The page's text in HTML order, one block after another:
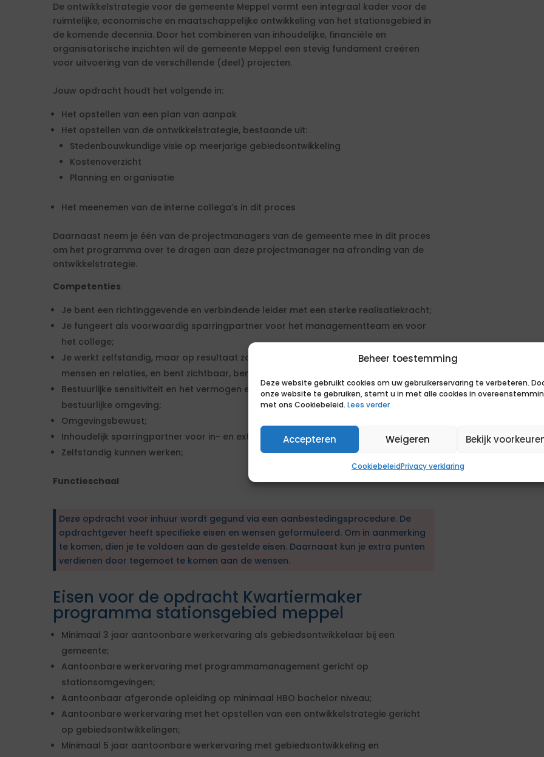
Beheer toestemming
Deze website gebruikt cookies om uw gebruikerservaring te verbeteren.
onze website te gebruiken, stemt u in met alle cookies in
met ons Cookiebeleid. Lees verder
Accepteren Weigeren Bekijk
CookiebeleidPrivacy verklaring
De ontwikkelstrategie voor de gemeente Meppel vormt een integraal kader voor de
ruimtelijke, economische en maatschappelijke ontwikkeling van het stationsgebied in
de komende decennia. Door het combineren van inhoudelijke, financiële en
organisatorische inzichten wil de gemeente Meppel een stevig fundament creëren
voor uitvoering van de verschillende (deel) projecten.
Jouw opdracht houdt het volgende in:
Het opstellen van een plan van aanpak
Het opstellen van de ontwikkelstrategie, bestaande uit:
Stedenbouwkundige visie op meerjarige gebiedsontwikkeling
Kostenoverzicht
Planning en organisatie
Het meenemen van de interne collega’s in dit proces
Daarnaast neem je één van de projectmanagers van de gemeente mee in dit proces
om het programma over te dragen aan deze projectmanager na afronding van de
ontwikkelstrategie.
Competenties
Je bent een richtinggevende en verbindende leider met een sterke realisatiekracht;
Je fungeert als voorwaardig sparringpartner voor het managementteam en voor
het college;
Je werkt zelfstandig, maar op resultaat zonder daarbij het oog te verliezen voor
mensen en relaties, en bent zichtbaar, benaderbaar en toegankelijk;
Bestuurlijke sensitiviteit en het vermogen effectief te opereren in een politiek-
bestuurlijke omgeving;
Omgevingsbewust;
Inhoudelijk sparringpartner voor in- en externe medewerkers;
Zelfstandig kunnen werken;
Functieschaal
Deze opdracht voor inhuur wordt gegund via een aanbestedingsprocedure. De
opdrachtgever heeft specifieke eisen en wensen geformuleerd. Om in aanmerking
te komen, dien je te voldoen aan de gestelde eisen. Daarnaast kun je extra punten
verdienen door tegemoet te komen aan de wensen.
Eisen voor de opdracht Kwartiermaker
programma stationsgebied meppel
Minimaal 3 jaar aantoonbare werkervaring als gebiedsontwikkelaar bij een
gemeente;
Aantoonbare werkervaring met programmamanagement gericht op
stationsomgevingen;
Aantoonbaar afgeronde opleiding op minimaal HBO bachelor niveau;
Aantoonbare werkervaring met het opstellen van een ontwikkelstrategie gericht
op gebiedsontwikkelingen;
Minimaal 5 jaar aantoonbare werkervaring met gebiedsontwikkeling en